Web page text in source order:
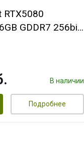
RTX5080
GDDR7 256bit
В наличии
Подробнее